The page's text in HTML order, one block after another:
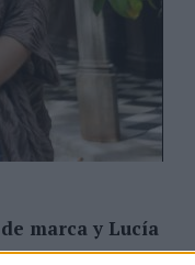
marca y Lucía